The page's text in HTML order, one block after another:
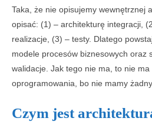
Taka, że nie opisujemy wewnętrznej
opisać: (1) – architekturę integracji,
realizacje, (3) – testy. Dlatego
modele procesów biznesowych oraz
walidacje. Jak tego nie ma, to nie
oprogramowania, bo nie mamy
Czym jest